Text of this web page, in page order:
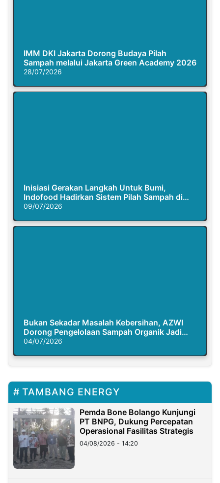
IMM DKI Jakarta Dorong Budaya Pilah
Sampah melalui Jakarta Green Academy 2026
28/07/2026
Inisiasi Gerakan Langkah Untuk Bumi,
Indofood Hadirkan Sistem Pilah Sampah di
Semasa Piknik
09/07/2026
Bukan Sekadar Masalah Kebersihan, AZWI
Dorong Pengelolaan Sampah Organik Jadi
Solusi Krisis Iklim
04/07/2026
TAMBANG ENERGY
Pemda Bone Bolango Kunjungi
PT BNPG, Dukung Percepatan
Operasional Fasilitas Strategis
04/08/2026 - 14:20